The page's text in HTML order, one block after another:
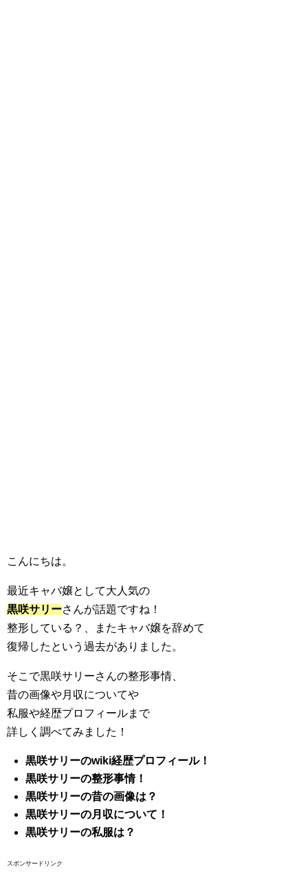
こんにちは。
最近キャバ嬢として大人気の
黒咲サリーさんが話題ですね！
整形している？、またキャバ嬢を辞めて
復帰したという過去がありました。
そこで黒咲サリーさんの整形事情、
昔の画像や月収についてや
私服や経歴プロフィールまで
詳しく調べてみました！
黒咲サリーのwiki経歴プロフィール！
黒咲サリーの整形事情！
黒咲サリーの昔の画像は？
黒咲サリーの月収について！
黒咲サリーの私服は？
スポンサードリンク